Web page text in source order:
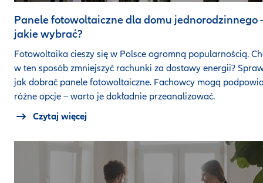
Panele fotowoltaiczne dla domu jednorodzinnego
jakie wybrać?
Fotowoltaika cieszy się w Polsce ogromną popularnością.
w ten sposób zmniejszyć rachunki za dostawy energii?
jak dobrać panele fotowoltaiczne. Fachowcy mogą
różne opcje – warto je dokładnie przeanalizować.
Czytaj więcej